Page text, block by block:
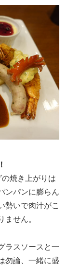
焼き上がりは
ンパンに膨らん
勢いで肉汁がこ
ません。
ラスソースと一
勿論、一緒に盛